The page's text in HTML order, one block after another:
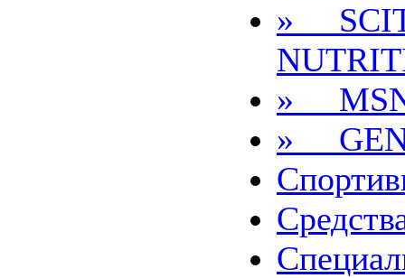
»
»
»